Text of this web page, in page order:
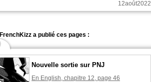
12août2022
FrenchKizz a publié ces pages :
Nouvelle sortie sur PNJ
En English, chapitre 12, page 46